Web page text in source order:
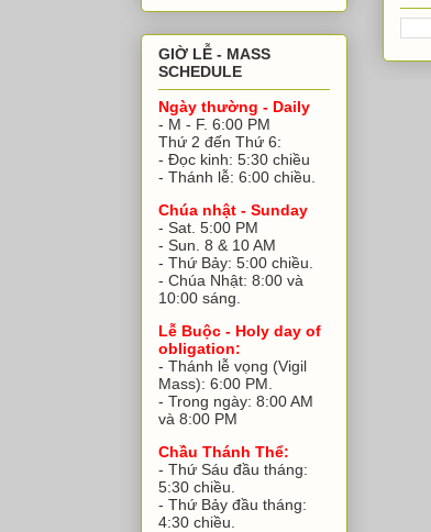
GIỜ LỄ - MASS
SCHEDULE
Ngày thường - Daily
- M - F. 6:00 PM
Thứ 2 đến Thứ 6:
- Đọc kinh: 5:30 chiều
- Thánh lễ: 6:00 chiều.
Chúa nhật - Sunday
- Sat. 5:00 PM
- Sun. 8 & 10 AM
- Thứ Bảy: 5:00 chiều.
- Chúa Nhật: 8:00 và
10:00 sáng.
Lễ Buộc - Holy day of
obligation:
- Thánh lễ vọng (Vigil
Mass): 6:00 PM.
- Trong ngày: 8:00 AM
và 8:00 PM
Chầu Thánh Thể:
- Thứ Sáu đầu tháng:
5:30 chiều.
- Thứ Bảy đầu tháng:
4:30 chiều.